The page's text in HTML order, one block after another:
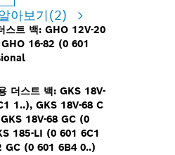
스트 백: GHO 12V-20
16-82 (0 601
더스트 백: GKS 18V-
1..), GKS 18V-68 C
18V-68 GC (0
185-LI (0 601 6C1
GC (0 601 6B4 0..)
아보기(2)